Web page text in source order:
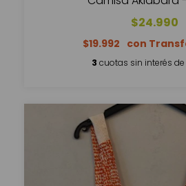
$24.990
$19.992
3 cuotas sin interés de